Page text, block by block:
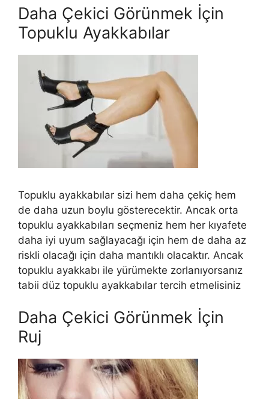
Daha Çekici Görünmek İçin
Topuklu Ayakkabılar
Topuklu ayakkabılar sizi hem daha çekiç hem
de daha uzun boylu gösterecektir. Ancak orta
topuklu ayakkabıları seçmeniz hem her kıyafete
daha iyi uyum sağlayacağı için hem de daha az
riskli olacağı için daha mantıklı olacaktır. Ancak
topuklu ayakkabı ile yürümekte zorlanıyorsanız
tabii düz topuklu ayakkabılar tercih etmelisiniz
Daha Çekici Görünmek İçin
Ruj